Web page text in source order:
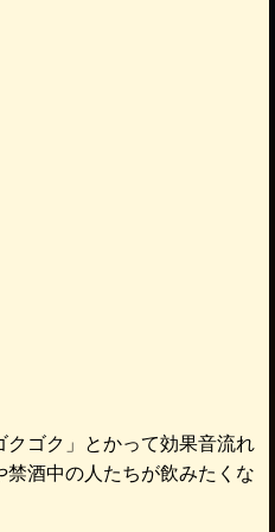
クゴク」とかって効果音流れ
酒中の人たちが飲みたくな